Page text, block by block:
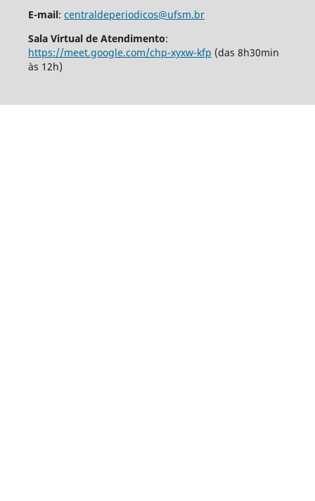
E-mail: centraldeperiodicos@ufsm.br
Sala Virtual de Atendimento:
https://meet.google.com/chp-xyxw-kfp (das 8h30min
às 12h)